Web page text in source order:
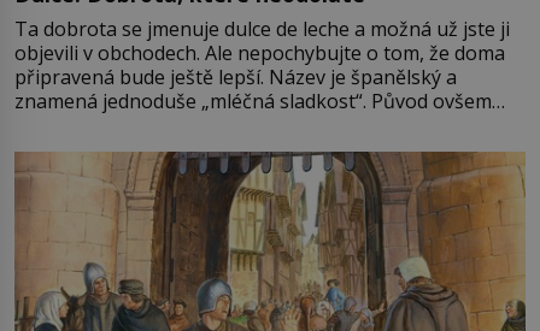
Ta dobrota se jmenuje dulce de leche a možná už jste ji
objevili v obchodech. Ale nepochybujte o tom, že doma
připravená bude ještě lepší. Název je španělský a
znamená jednoduše „mléčná sladkost“. Původ ovšem
pře hned několik latinskoamerických zemí a k tomu
Francie, kde se traduje,